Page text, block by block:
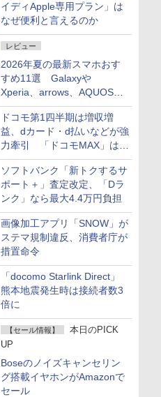
イディApple専用プラン」は
なぜ便利と言えるのか
レビュー
2026年夏の最新スマホおす
すめ11選 Galaxyや
Xperia、arrows、AQUOSな
ど注目機種の特徴は
ドコモ第1四半期は増収増
益、dカード・d払いなどが強
力牽引 「ドコモMAX」は
400万契約突破
ソフトバンク「新トクするサ
ポート＋」査定改定、「Dラ
ンク」なら最大4.4万円負担
画像加工アプリ「SNOW」が
ステマ規制違反、消費者庁が
措置命令
「docomo Starlink Direct」
熊本地震発生時は接続者数3
倍に
【セール情報】
本日のPICK
UP
Boseのノイズキャンセリン
グ搭載イヤホンがAmazonで
セール